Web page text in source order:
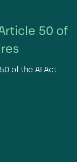
50 of
of the AI Act